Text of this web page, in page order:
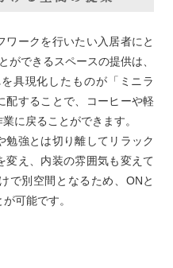
ワークを行いたい入居者にと
ができるスペースの提供は、
具現化したものが「ミニラ
配することで、コーヒーや軽
に戻ることができます。
勉強とは切り離してリラック
変え、内装の雰囲気も変えて
で別空間となるため、ONと
可能です。